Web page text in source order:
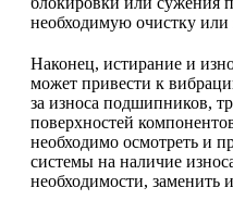
необходимую очистку или
Наконец, истирание и
может привести к
за износа подшипников,
поверхностей
необходимо осмотреть и
системы на наличие
необходимости, заменить